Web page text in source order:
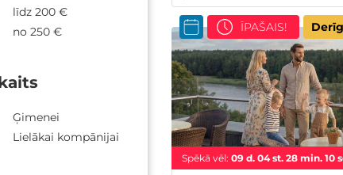
līdz 200 €
no 250 €
Ģimenei
Lielākai kompānijai
Spēkā vēl: 09 d. 04st. 28 min. 09
ĪPAŠAIS!